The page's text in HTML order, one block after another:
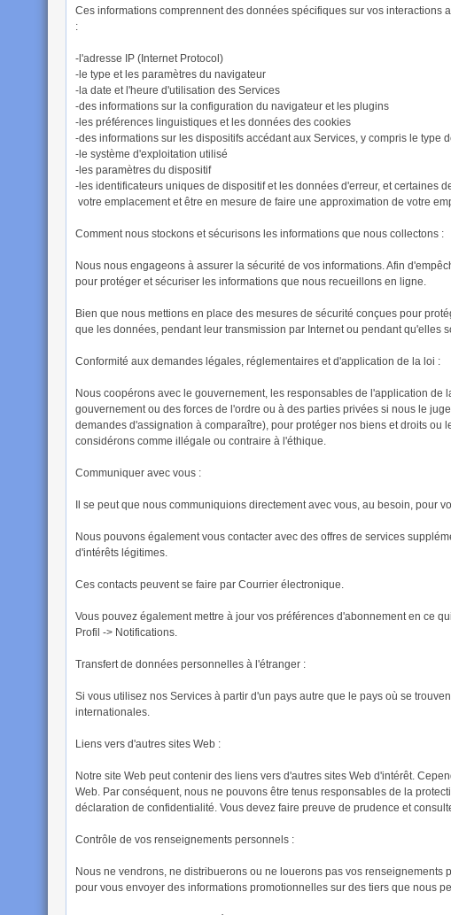
Ces informations comprennent des données spécifiques sur vos
:
-l'adresse IP (Internet Protocol)
-le type et les paramètres du navigateur
-la date et l'heure d'utilisation des Services
-des informations sur la configuration du navigateur et les plugins
-les préférences linguistiques et les données des cookies
-des informations sur les dispositifs accédant aux Services, y compris le type
-le système d'exploitation utilisé
-les paramètres du dispositif
-les identificateurs uniques de dispositif et les données d'erreur, et certaines
votre emplacement et être en mesure de faire une approximation de votre
Comment nous stockons et sécurisons les informations que nous collectons :
Nous nous engageons à assurer la sécurité de vos informations. Afin
pour protéger et sécuriser les informations que nous recueillons en ligne.
Bien que nous mettions en place des mesures de sécurité conçues pour
que les données, pendant leur transmission par Internet ou pendant qu'elles
Conformité aux demandes légales, réglementaires et d'application de la loi :
Nous coopérons avec le gouvernement, les responsables de l'application
gouvernement ou des forces de l'ordre ou à des parties privées si nous le
demandes d'assignation à comparaître), pour protéger nos biens et droits
considérons comme illégale ou contraire à l'éthique.
Communiquer avec vous :
Il se peut que nous communiquions directement avec vous, au besoin, pour
Nous pouvons également vous contacter avec des offres de services
d'intérêts légitimes.
Ces contacts peuvent se faire par Courrier électronique.
Vous pouvez également mettre à jour vos préférences d'abonnement en ce
Profil -> Notifications.
Transfert de données personnelles à l'étranger :
Si vous utilisez nos Services à partir d'un pays autre que le pays où se
internationales.
Liens vers d'autres sites Web :
Notre site Web peut contenir des liens vers d'autres sites Web d'intérêt.
Web. Par conséquent, nous ne pouvons être tenus responsables de la
déclaration de confidentialité. Vous devez faire preuve de prudence et
Contrôle de vos renseignements personnels :
Nous ne vendrons, ne distribuerons ou ne louerons pas vos
pour vous envoyer des informations promotionnelles sur des tiers que nous